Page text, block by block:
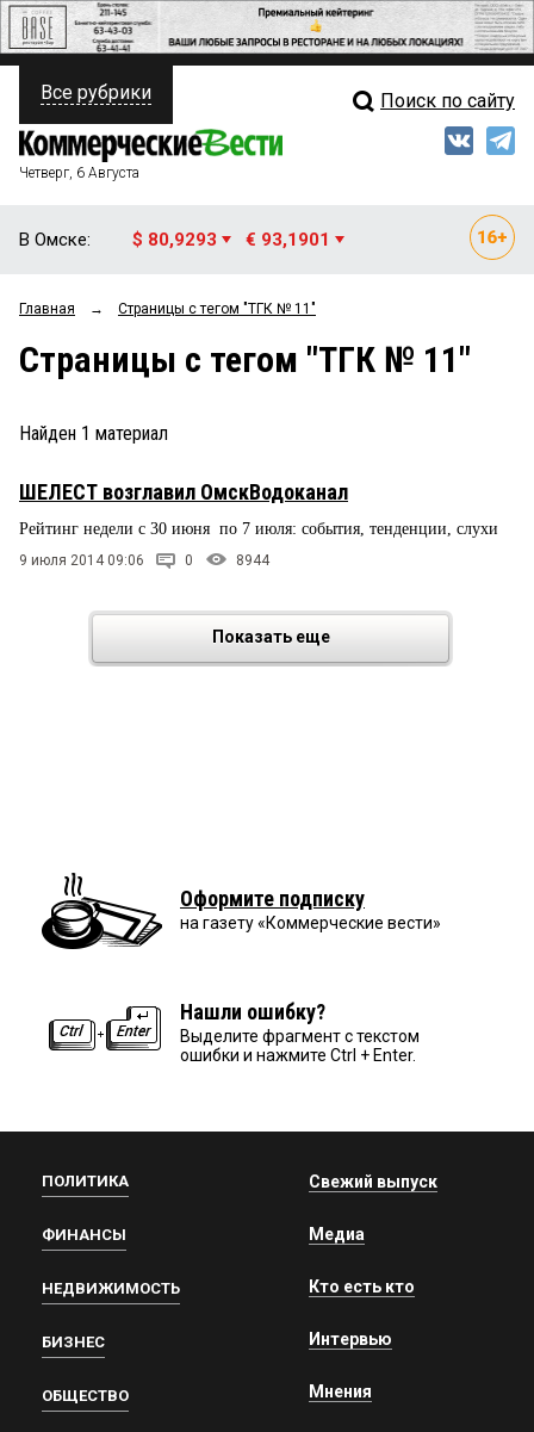
ПОЛИТИКА
ФИНАНСЫ
ОБЩЕСТВО
ЗАКОН
НОВОСТИ КОМПАНИЙ
СТИЛЬ ЖИЗНИ
Свежий выпуск
Мнения
Рейтинги
Все рубрики Поиск по сайту
Четверг, 6 Августа
В Омске: $ 80,9293 € 93,1901
Главная → Страницы c тегом "ТГК № 11"
Страницы c тегом "ТГК № 11"
Найден 1 материал
ШЕЛЕСТ возглавил ОмскВодоканал
Рейтинг недели с 30 июня по 7 июля: события, тенденции, слухи
9 июля 2014 09:06 0 8944
Показать еще
Оформите подписку
на газету «Коммерческие вести»
Нашли ошибку?
Выделите фрагмент с текстом
ошибки и нажмите Ctrl + Enter.
ПОЛИТИКА
ФИНАНСЫ
НЕДВИЖИМОСТЬ
БИЗНЕС
ОБЩЕСТВО
Свежий выпуск
Медиа
Кто есть кто
Интервью
Мнения